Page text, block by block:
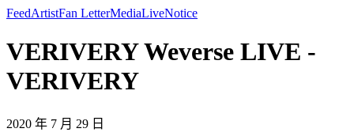
FeedArtistFan LetterMediaLiveNotice
VERIVERY Weverse LIVE -
VERIVERY
2020 年 7 月 29 日